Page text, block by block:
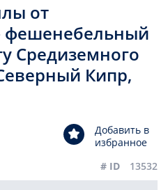
от
Средиземного
Кипр,
Добавить в
избранное
# ID
13532